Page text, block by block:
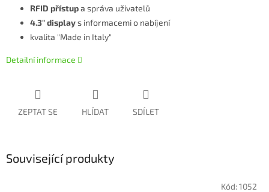
RFID přístupa správa uživatelů
4.3" displays informacemi o nabíjení
kvalita "Made in Italy"
Detailní informace
ZEPTAT SE HLÍDAT SDÍLET
Související produkty
Kód:1052